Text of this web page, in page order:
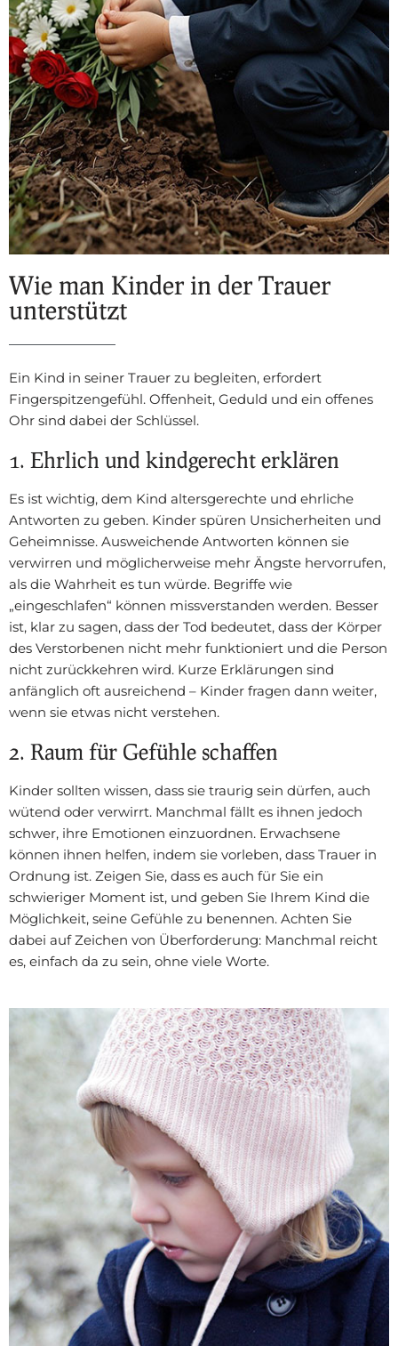
Wie man Kinder in der Trauer
unterstützt
Ein Kind in seiner Trauer zu begleiten, erfordert
Fingerspitzengefühl. Offenheit, Geduld und ein offenes
Ohr sind dabei der Schlüssel.
1. Ehrlich und kindgerecht erklären
Es ist wichtig, dem Kind altersgerechte und ehrliche
Antworten zu geben. Kinder spüren Unsicherheiten und
Geheimnisse. Ausweichende Antworten können sie
verwirren und möglicherweise mehr Ängste hervorrufen,
als die Wahrheit es tun würde. Begriffe wie
„eingeschlafen“ können missverstanden werden. Besser
ist, klar zu sagen, dass der Tod bedeutet, dass der Körper
des Verstorbenen nicht mehr funktioniert und die Person
nicht zurückkehren wird. Kurze Erklärungen sind
anfänglich oft ausreichend – Kinder fragen dann weiter,
wenn sie etwas nicht verstehen.
2. Raum für Gefühle schaffen
Kinder sollten wissen, dass sie traurig sein dürfen, auch
wütend oder verwirrt. Manchmal fällt es ihnen jedoch
schwer, ihre Emotionen einzuordnen. Erwachsene
können ihnen helfen, indem sie vorleben, dass Trauer in
Ordnung ist. Zeigen Sie, dass es auch für Sie ein
schwieriger Moment ist, und geben Sie Ihrem Kind die
Möglichkeit, seine Gefühle zu benennen. Achten Sie
dabei auf Zeichen von Überforderung: Manchmal reicht
es, einfach da zu sein, ohne viele Worte.